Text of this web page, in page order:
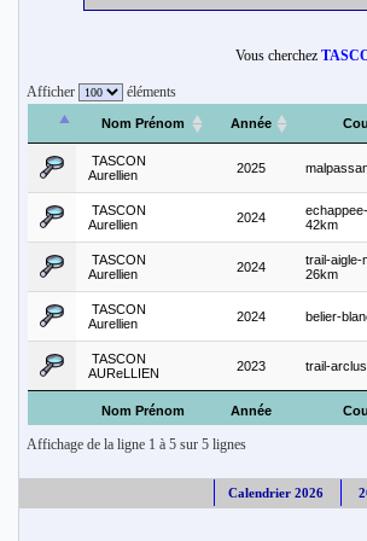
Vous cherchez
Afficher éléments
Nom Prénom Année
Nom Prénom Année
TASCON
Aurellien
2025
TASCON
Aurellien
2024
42km
TASCON
Aurellien
2024
trail-aigle-
26km
TASCON
Aurellien
2024 belier-
TASCON
AUReLLIEN
2023 trail-
Affichage de la ligne 1 à 5 sur 5 lignes
Calendrier 2026